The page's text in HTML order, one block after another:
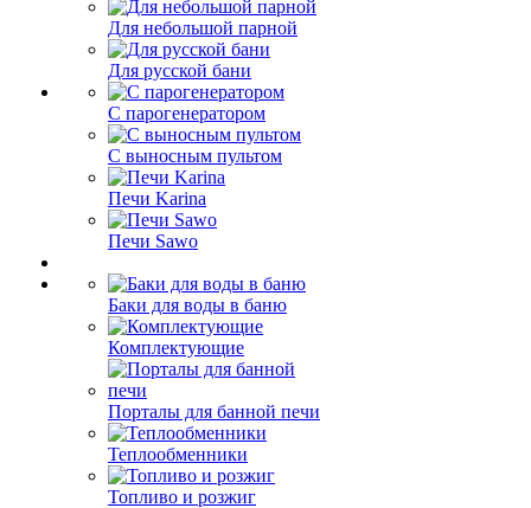
Для небольшой парной
Для русской бани
С парогенератором
С выносным пультом
Печи Karina
Печи Sawo
Баки для воды в баню
Комплектующие
Порталы для банной печи
Теплообменники
Топливо и розжиг